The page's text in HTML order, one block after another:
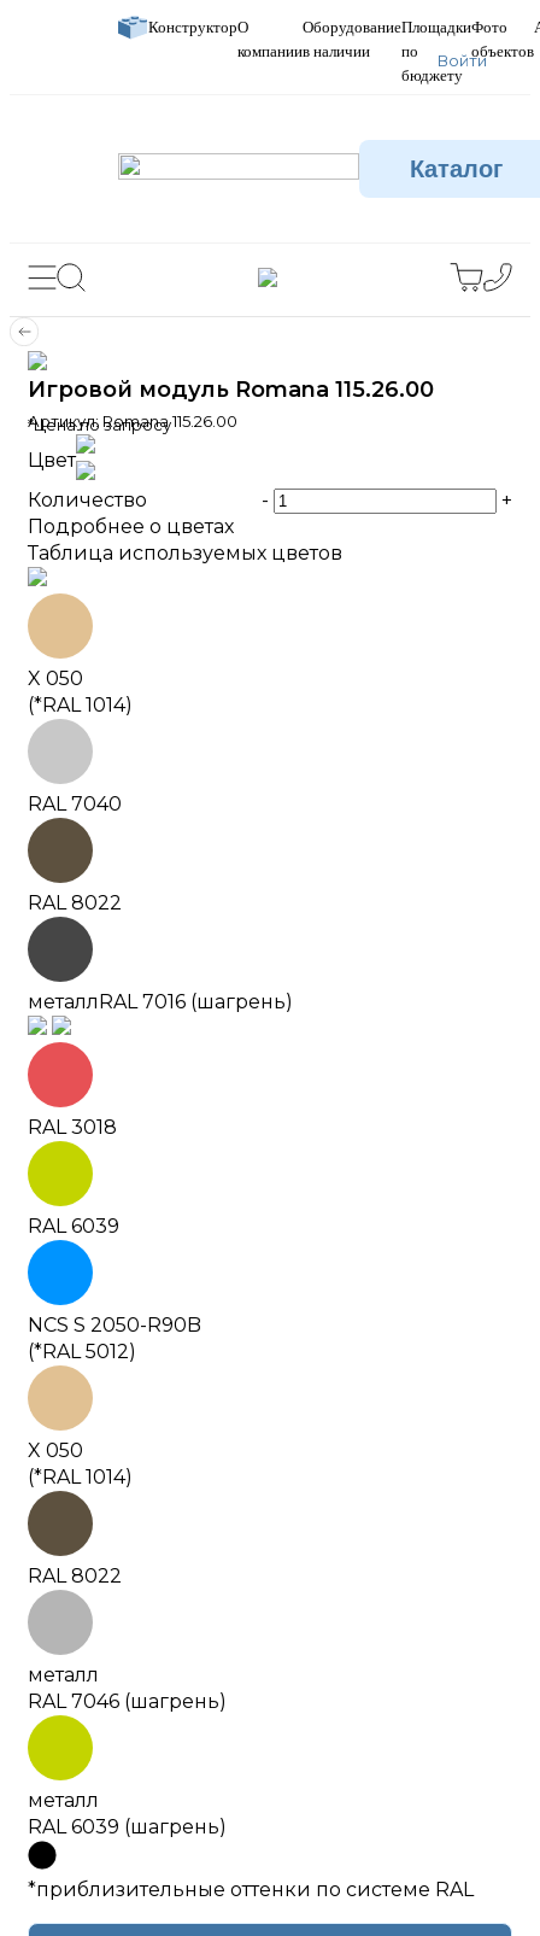
КонструкторО
компании
Оборудование
в наличии
Площадки
по
бюджету
Фото
объектов
Войти
Каталог
Игровой модуль Romana 115.26.00
Артикул: Romana 115.26.00
*Цена по запросу
Цвет
Количество
-
+
Подробнее о цветах
Таблица используемых цветов
X 050
(*RAL 1014)
RAL 7040
RAL 8022
металлRAL 7016 (шагрень)
RAL 3018
RAL 6039
NCS S 2050-R90B
(*RAL 5012)
X 050
(*RAL 1014)
RAL 8022
металл
RAL 7046 (шагрень)
металл
RAL 6039 (шагрень)
*приблизительные оттенки по системе RAL